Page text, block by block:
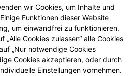
wir Cookies, um Inhalte und
Funktionen dieser Website
um einwandfrei zu funktionieren.
„Alle Cookies zulassen“ alle Cookies
„Nur notwendige Cookies
Cookies akzeptieren, oder durch
Einstellungen vornehmen.